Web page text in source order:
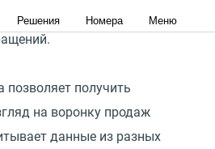
Решения Номера Меню
какие каналы приносят
позволяет получить
на воронку продаж
данные из разных